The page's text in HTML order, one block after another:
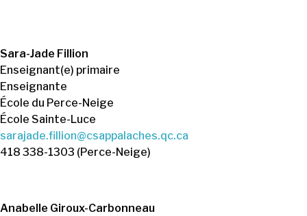
Sara-Jade Fillion
Enseignant(e) primaire
Enseignante
École du Perce-Neige
École Sainte-Luce
sarajade.fillion@csappalaches.qc.ca
418 338-1303 (Perce-Neige)
Anabelle Giroux-Carbonneau